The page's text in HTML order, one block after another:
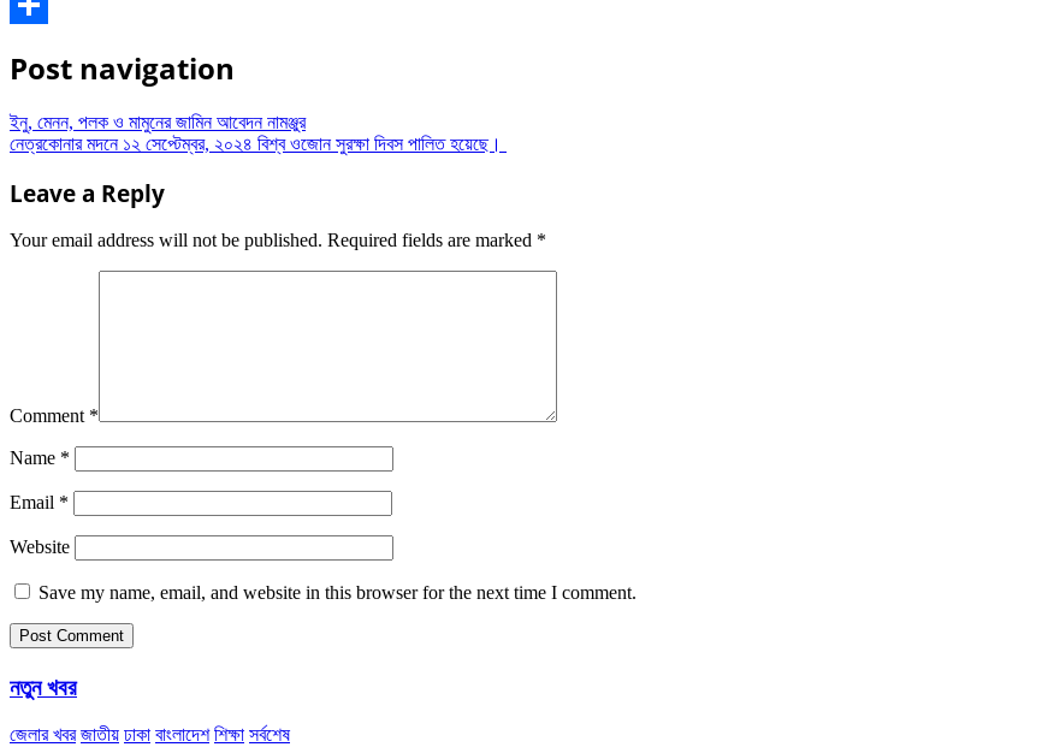
WhatsApp
Post navigation
ইনু, মেনন, পলক ও মামুনের জামিন আবেদন নামঞ্জুর
নেত্রকোনার মদনে ১২ সেপ্টেম্বর, ২০২৪ বিশ্ব ওজোন সুরক্ষা দিবস পালিত হয়েছে।
Leave a Reply
Your email address will not be published. Required fields are marked *
Comment *
Name *
Email *
Website
Save my name, email, and website in this browser for the next time I comment.
নতুন খবর
জেলার খবর জাতীয় ঢাকা বাংলাদেশ শিক্ষা সর্বশেষ